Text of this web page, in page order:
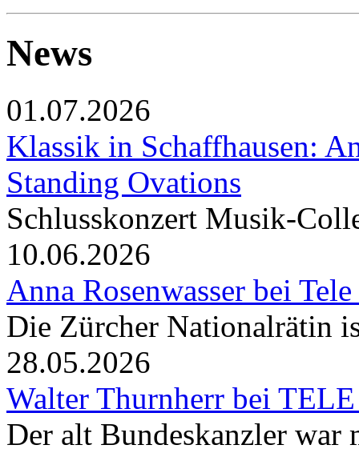
News
01.07.2026
Klassik in Schaffhausen:
Standing Ovations
Schlusskonzert Musik-
10.06.2026
Anna Rosenwasser bei
Die Zürcher Nationalrätin
28.05.2026
Walter Thurnherr bei
Der alt Bundeskanzler war